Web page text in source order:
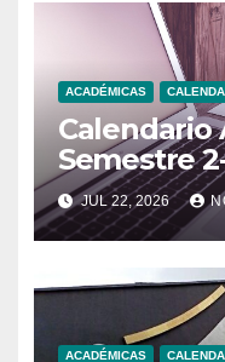
ACADÉMICAS
Calendario
Semestre
JUL 22, 2026
ACADÉMICAS